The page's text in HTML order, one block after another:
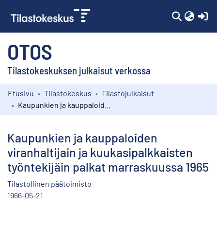
OTOS
Tilastokeskuksen julkaisut verkossa
Kokoelmat
Etusivu Tilastokeskus
Tilastojulkaisut
Kaupunkien ja kauppaloiden
viranhaltijain ja kuukasipalkkaisten
työntekijäin palkat marraskuussa 1965
Tilastollinen päätoimisto
1966-05-21